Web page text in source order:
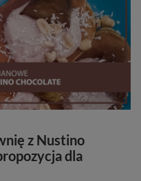
z Nustino
dla